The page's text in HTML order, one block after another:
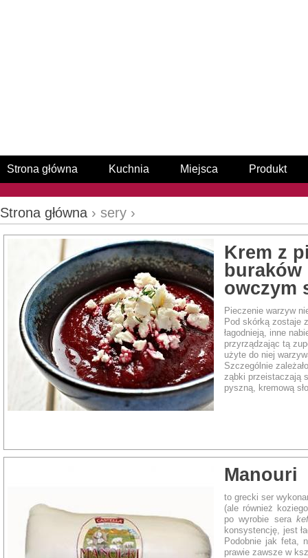
Strona główna Kuchnia Miejsca Produkt
Strona główna › sery ›
Krem z
owczym
Pieczenie warzyw
Pod skórką zostaje
łagodnieją, inne
przyrządzając tą
użyte do niej
Szczególnie
ząbki przeistaczają
pyszną, kremową
Manouri
to grecki ser
(ale również
po wyrobie sera
konsystencję, jest
Podobnie jak feta,
prawie zawsze w